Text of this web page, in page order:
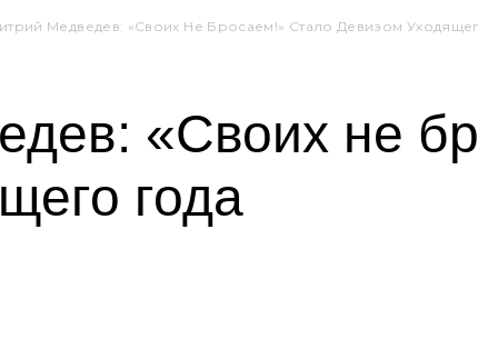
Медведев: «Своих Не Бросаем!» Стало Девизом
«Своих не
года